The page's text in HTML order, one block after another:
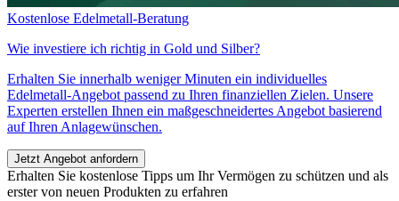
Kostenlose Edelmetall-Beratung
Wie investiere ich richtig in Gold und Silber?
Erhalten Sie innerhalb weniger Minuten ein individuelles
Edelmetall-Angebot passend zu Ihren finanziellen Zielen. Unsere
Experten erstellen Ihnen ein maßgeschneidertes Angebot basierend
auf Ihren Anlagewünschen.
Jetzt Angebot anfordern
Erhalten Sie kostenlose Tipps um Ihr Vermögen zu schützen und als
erster von neuen Produkten zu erfahren